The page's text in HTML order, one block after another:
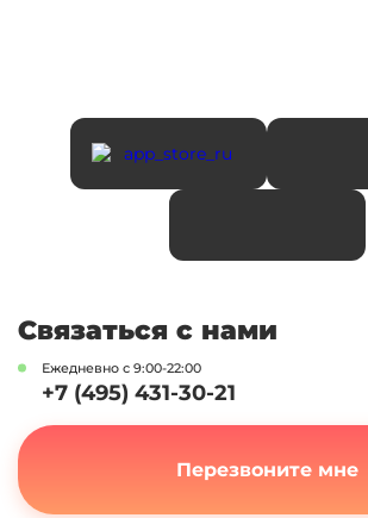
Связаться с нами
Ежедневно с 9:00-22:00
+7 (495) 431-30-21
Перезвоните мне